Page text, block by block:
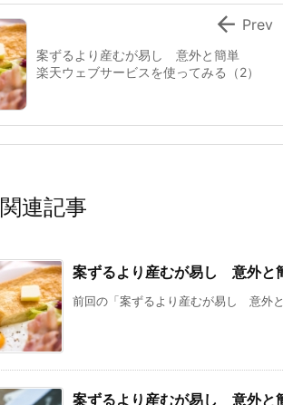
案ずるより産むが易し 意外と簡単
楽天ウェブサービスを使ってみる（2）
 Prev
関連記事
案ずるより産むが易し 意外と
前回の「案ずるより産むが易し 意外
案ずるより産むが易し 意外と